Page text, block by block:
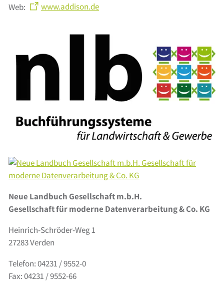
Web:
www.addison.de
Neue Landbuch Gesellschaft m.b.H.
Gesellschaft für moderne Datenverarbeitung & Co. KG
Heinrich-Schröder-Weg 1
27283 Verden
Telefon: 04231 / 9552-0
Fax: 04231 / 9552-66